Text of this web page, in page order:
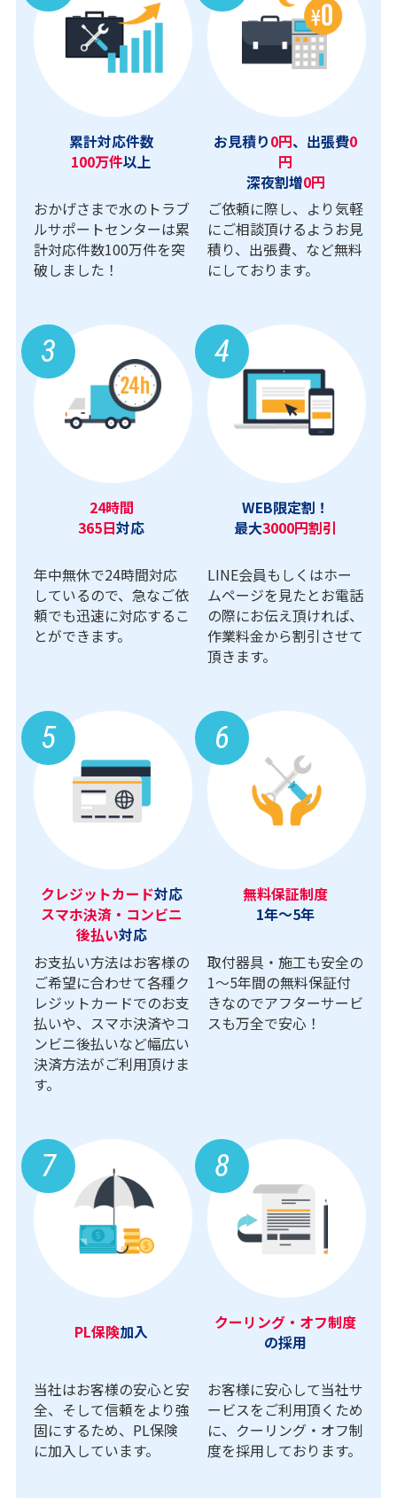
累計対応件数
100万件以上
おかげさまで水のトラブ
ルサポートセンターは累
計対応件数100万件を突
破しました！
お見積り0円、出張費0
円
深夜割増0円
ご依頼に際し、より気軽
にご相談頂けるようお見
積り、出張費、など無料
にしております。
3
24時間
365日対応
年中無休で24時間対応
しているので、急なご依
頼でも迅速に対応するこ
とができます。
4
WEB限定割！
最大3000円割引
LINE会員もしくはホー
ムページを見たとお電話
の際にお伝え頂ければ、
作業料金から割引させて
頂きます。
5
クレジットカード対応
スマホ決済・コンビニ
後払い対応
お支払い方法はお客様の
ご希望に合わせて各種ク
レジットカードでのお支
払いや、スマホ決済やコ
ンビニ後払いなど幅広い
決済方法がご利用頂けま
す。
6
無料保証制度
1年～5年
取付器具・施工も安全の
1〜5年間の無料保証付
きなのでアフターサービ
スも万全で安心！
7
PL保険加入
当社はお客様の安心と安
全、そして信頼をより強
固にするため、PL保険
に加入しています。
8
クーリング・オフ制度
の採用
お客様に安心して当社サ
ービスをご利用頂くため
に、クーリング・オフ制
度を採用しております。